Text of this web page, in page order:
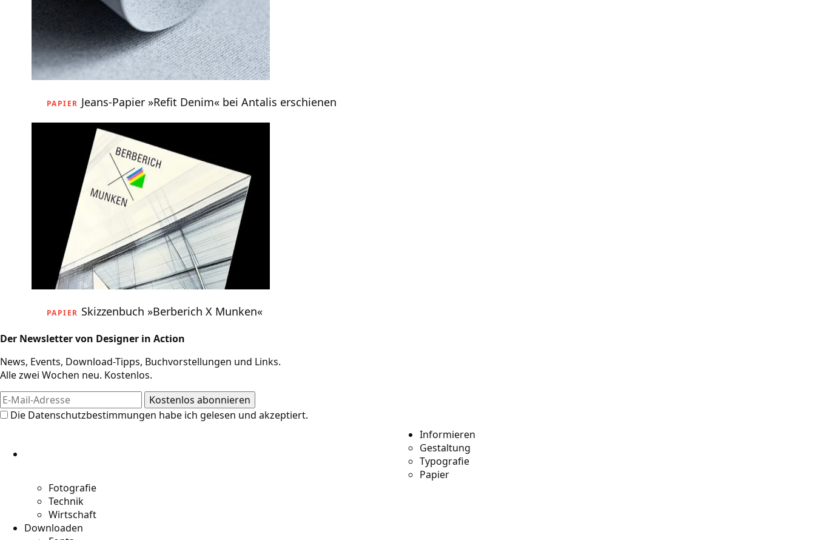
PAPIER Jeans-Papier »Refit Denim« bei Antalis erschienen
PAPIER Skizzenbuch »Berberich X Munken«
Der Newsletter von Designer in Action
News, Events, Download-Tipps, Buchvorstellungen und Links.
Alle zwei Wochen neu. Kostenlos.
Die Datenschutzbestimmungen habe ich gelesen und akzeptiert.
Informieren
Gestaltung
Typografie
Papier
Fotografie
Technik
Wirtschaft
Downloaden